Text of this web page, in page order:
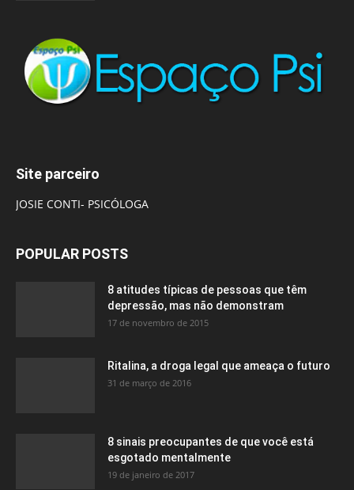
Site parceiro
JOSIE CONTI- PSICÓLOGA
POPULAR POSTS
8 atitudes típicas de pessoas que têm
depressão, mas não demonstram
17 de novembro de 2015
Ritalina, a droga legal que ameaça o futuro
31 de março de 2016
8 sinais preocupantes de que você está
esgotado mentalmente
19 de janeiro de 2017